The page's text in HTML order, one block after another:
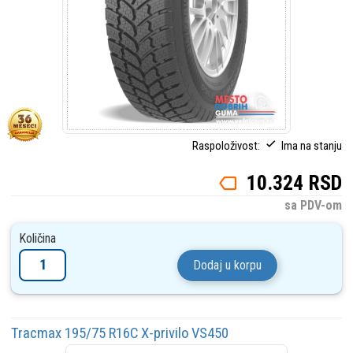
Raspoloživost: Ima na stanju
10.324 RSD
sa PDV-om
Količina
Dodaj u korpu
Tracmax 195/75 R16C X-privilo VS450